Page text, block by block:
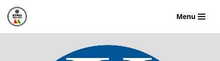
Hopp
Menu